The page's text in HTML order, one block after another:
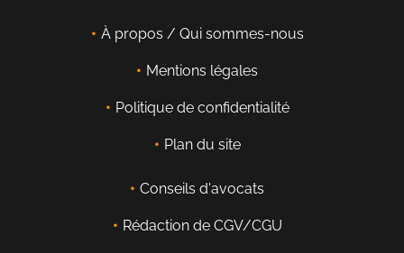
À propos / Qui sommes-nous
Mentions légales
Politique de confidentialité
Plan du site
Conseils d'avocats
Rédaction de CGV/CGU